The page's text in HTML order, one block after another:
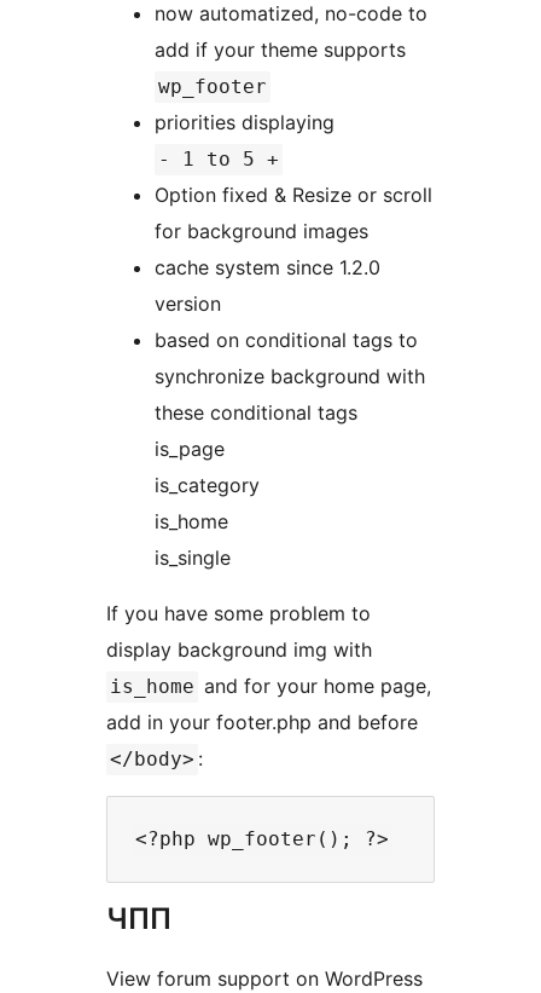
now automatized, no-code to
add if your theme supports
wp_footer
priorities displaying
- 1 to 5 +
Option fixed & Resize or scroll
for background images
cache system since 1.2.0
version
based on conditional tags to
synchronize background with
these conditional tags
is_page
is_category
is_home
is_single
If you have some problem to
display background img with
is_home and for your home page,
add in your footer.php and before
</body> :
ЧПП
View forum support on WordPress